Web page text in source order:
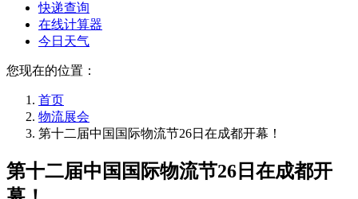
快递查询
在线计算器
今日天气
您现在的位置：
首页
物流展会
第十二届中国国际物流节26日在成都开幕！
第十二届中国国际物流节26日在成都开